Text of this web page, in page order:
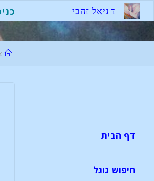
דניאל זהבי
דף הבית
חיפוש גוגל